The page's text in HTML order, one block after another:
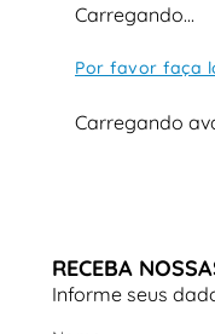
Carregando…
Por favor faça
Carregando
RECEBA
Informe seus